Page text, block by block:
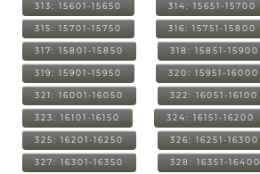
313: 15601-15650 314: 15651-15700
315: 15701-15750 316: 15751-15800
317: 15801-15850 318: 15851-15900
319: 15901-15950 320: 15951-16000
321: 16001-16050 322: 16051-16100
323: 16101-16150 324: 16151-16200
325: 16201-16250 326: 16251-16300
327: 16301-16350 328: 16351-16400